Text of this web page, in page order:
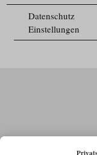
Datenschutz
Einstellungen